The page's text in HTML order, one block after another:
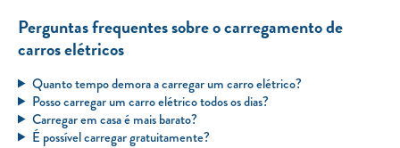
Perguntas frequentes sobre o carregamento de
carros elétricos
Quanto tempo demora a carregar um carro elétrico?
Posso carregar um carro elétrico todos os dias?
Carregar em casa é mais barato?
É possível carregar gratuitamente?